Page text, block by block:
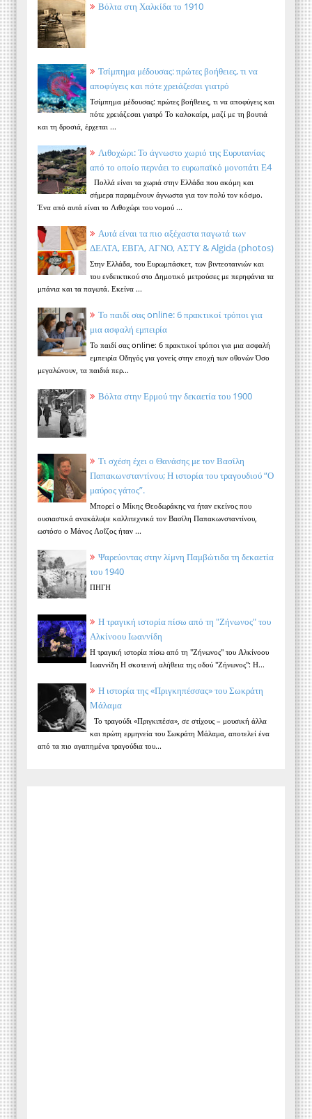
Βόλτα στη Χαλκίδα το 1910
Τσίμπημα μέδουσας: πρώτες βοήθειες, τι να
αποφύγεις και πότε χρειάζεσαι γιατρό
Τσίμπημα μέδουσας: πρώτες βοήθειες, τι να αποφύγεις και
πότε χρειάζεσαι γιατρό Το καλοκαίρι, μαζί με τη βουτιά
και τη δροσιά, έρχεται ...
Λιθοχώρι: Το άγνωστο χωριό της Ευρυτανίας
από το οποίο περνάει το ευρωπαϊκό μονοπάτι Ε4
Πολλά είναι τα χωριά στην Ελλάδα που ακόμη και
σήμερα παραμένουν άγνωστα για τον πολύ τον κόσμο.
Ένα από αυτά είναι το Λιθοχώρι του νομού ...
Αυτά είναι τα πιο αξέχαστα παγωτά των
ΔΕΛΤΑ, ΕΒΓΑ, ΑΓΝΟ, ΑΣΤΥ & Algida (photos)
Στην Ελλάδα, του Ευρωμπάσκετ, των βιντεοταινιών και
του ενδεικτικού στο Δημοτικό μετρούσες με περηφάνια τα
μπάνια και τα παγωτά. Εκείνα ...
Το παιδί σας online: 6 πρακτικοί τρόποι για
μια ασφαλή εμπειρία
Το παιδί σας online: 6 πρακτικοί τρόποι για μια ασφαλή
εμπειρία Οδηγός για γονείς στην εποχή των οθονών Όσο
μεγαλώνουν, τα παιδιά περ...
Βόλτα στην Ερμού την δεκαετία του 1900
Τι σχέση έχει ο Θανάσης με τον Βασίλη
Παπακωνσταντίνου; Η ιστορία του τραγουδιού “Ο
μαύρος γάτος”.
Μπορεί ο Μίκης Θεοδωράκης να ήταν εκείνος που
ουσιαστικά ανακάλυψε καλλιτεχνικά τον Βασίλη Παπακωνσταντίνου,
ωστόσο ο Μάνος Λοΐζος ήταν ...
Ψαρεύοντας στην λίμνη Παμβώτιδα τη δεκαετία
του 1940
ΠΗΓΗ
Η τραγική ιστορία πίσω από τη "Ζήνωνος" του
Αλκίνοου Ιωαννίδη
Η τραγική ιστορία πίσω από τη "Ζήνωνος" του Αλκίνοου
Ιωαννίδη Η σκοτεινή αλήθεια της οδού "Ζήνωνος": Η...
Η ιστορία της «Πριγκηπέσσας» του Σωκράτη
Μάλαμα
Το τραγούδι «Πριγκιπέσα», σε στίχους – μουσική άλλα
και πρώτη ερμηνεία του Σωκράτη Μάλαμα, αποτελεί ένα
από τα πιο αγαπημένα τραγούδια του...